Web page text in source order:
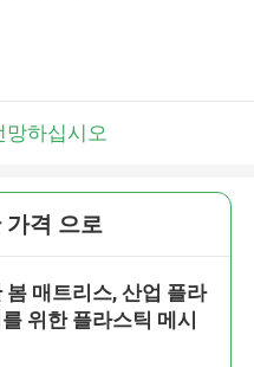
망하십시오
가격 으로
봄 매트리스, 산업 플라
위한 플라스틱 메시